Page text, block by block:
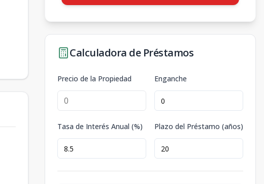
Calculadora de Préstamos
Precio de la Propiedad Enganche
Tasa de Interés Anual (%) Plazo del Préstamo (años)